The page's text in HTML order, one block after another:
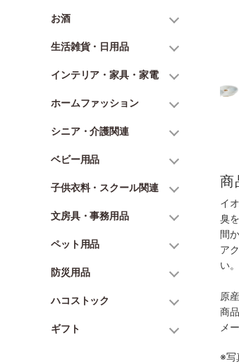
お酒
生活雑貨・日用品
インテリア・家具・家電
ホームファッション
シニア・介護関連
ベビー用品
子供衣料・スクール関連
文房具・事務用品
ペット用品
防災用品
ハコストック
ギフト
商
イ
臭
間
ア
い
原
商
メ
※写